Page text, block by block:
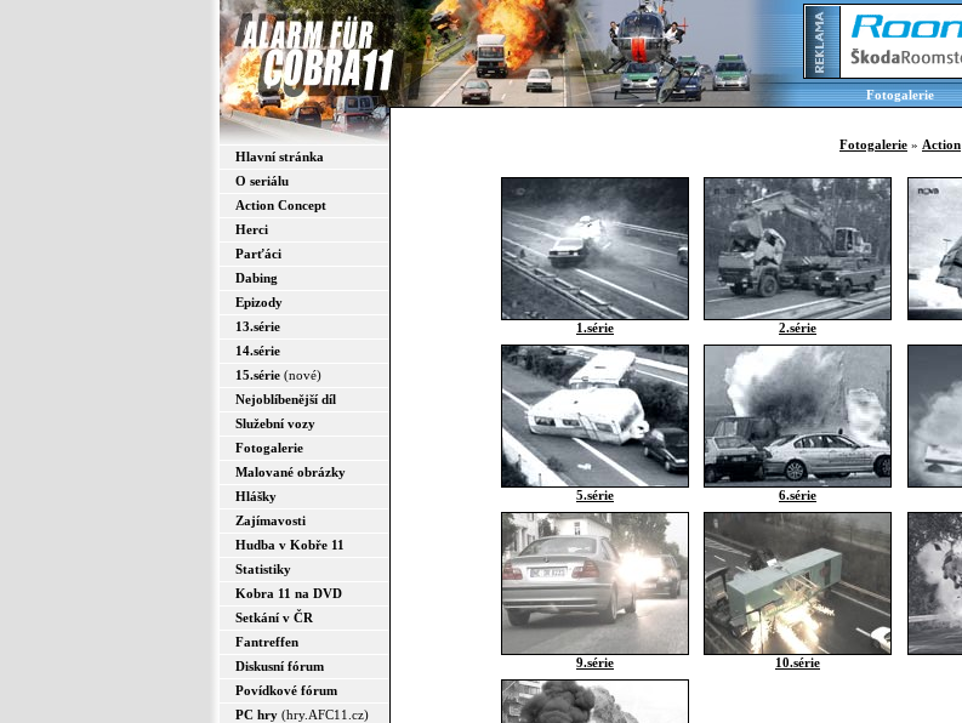
Fotogalerie
Hlavní stránka
O seriálu
Action Concept
Herci
Parťáci
Dabing
Epizody
13.série
14.série
15.série (nové)
Nejoblíbenější díl
Služební vozy
Fotogalerie
Malované obrázky
Hlášky
Zajímavosti
Hudba v Kobře 11
Statistiky
Kobra 11 na DVD
Setkání v ČR
Fantreffen
Diskusní fórum
Povídkové fórum
PC hry (hry.AFC11.cz)
Fotogalerie » Action
1.série 2.série
5.série 6.série
9.série 10.série